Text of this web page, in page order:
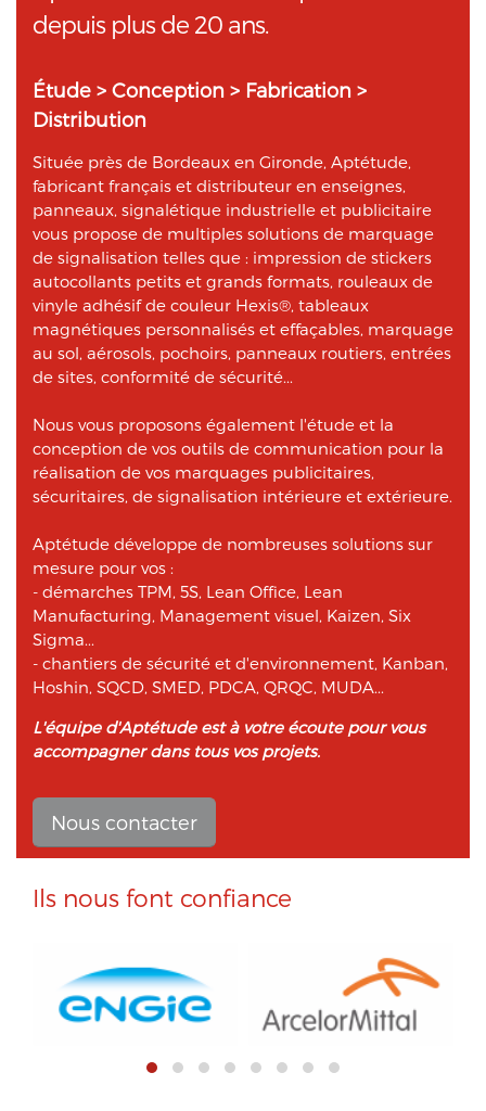
depuis plus de 20 ans.
Étude > Conception > Fabrication >
Distribution
Située près de Bordeaux en Gironde, Aptétude,
fabricant français et distributeur en enseignes,
panneaux, signalétique industrielle et publicitaire
vous propose de multiples solutions de marquage
de signalisation telles que : impression de stickers
autocollants petits et grands formats, rouleaux de
vinyle adhésif de couleur Hexis®, tableaux
magnétiques personnalisés et effaçables, marquage
au sol, aérosols, pochoirs, panneaux routiers, entrées
de sites, conformité de sécurité...
Nous vous proposons également l'étude et la
conception de vos outils de communication pour la
réalisation de vos marquages publicitaires,
sécuritaires, de signalisation intérieure et extérieure.
Aptétude développe de nombreuses solutions sur
mesure pour vos :
- démarches TPM, 5S, Lean Office, Lean
Manufacturing, Management visuel, Kaizen, Six
Sigma...
- chantiers de sécurité et d'environnement, Kanban,
Hoshin, SQCD, SMED, PDCA, QRQC, MUDA...
L'équipe d'Aptétude est à votre écoute pour vous
accompagner dans tous vos projets.
Nous contacter
Ils nous font confiance